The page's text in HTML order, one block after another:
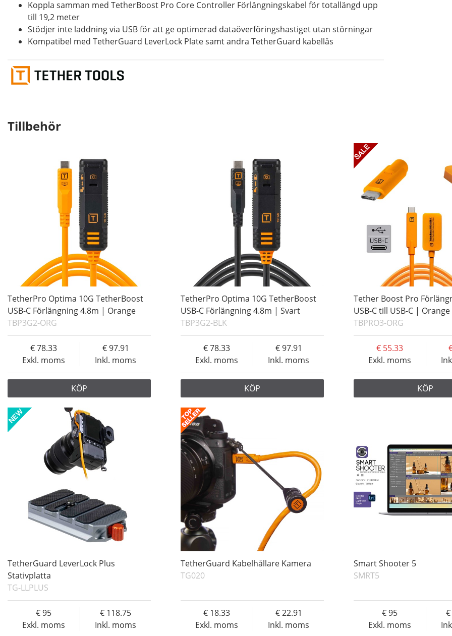
Koppla samman med TetherBoost Pro Core Controller Förlängningskabel för totallängd upp
till 19,2 meter
Stödjer inte laddning via USB för att ge optimerad dataöverföringshastiget utan störningar
Kompatibel med TetherGuard LeverLock Plate samt andra TetherGuard kabellås
Tillbehör
TetherPro Optima 10G TetherBoost
USB-C Förlängning 4.8m | Orange
TBP3G2-ORG
Exkl. moms
78.33
Inkl. moms
97.91
KÖP
TetherPro Optima 10G TetherBoost
USB-C Förlängning 4.8m | Svart
TBP3G2-BLK
Exkl. moms
78.33
Inkl. moms
97.91
KÖP
Tether Boost Pro
USB-C till USB-C | Orange
TBPRO3-ORG
Exkl. moms
55.33
KÖP
TetherGuard LeverLock Plus
Stativplatta
TG-LLPLUS
Exkl. moms
95
Inkl. moms
118.75
TetherGuard Kabelhållare Kamera
TG020
Exkl. moms
18.33
Inkl. moms
22.91
Smart Shooter 5
SMRT5
Exkl. moms
95